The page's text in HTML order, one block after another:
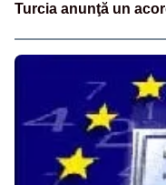
Turcia anunţă un